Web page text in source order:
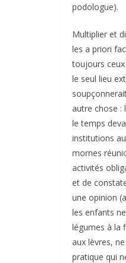
podologue).
Multiplier et
les a priori
toujours ceux
le seul lieu
autre chose :
le temps
institutions
mornes
activités
et de
une opinion
les enfants
légumes à la
aux lèvres,
pratique qui